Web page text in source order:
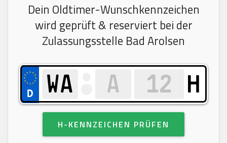
Dein Oldtimer-Wunschkennzeichen
wird geprüft & reserviert bei der
Zulassungsstelle Bad Arolsen
H
H-KENNZEICHEN PRÜFEN